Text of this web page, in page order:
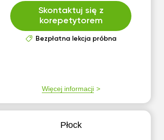
Skontaktuj się z
korepetytorem
Bezpłatna lekcja próbna
Więcej informacji
Płock